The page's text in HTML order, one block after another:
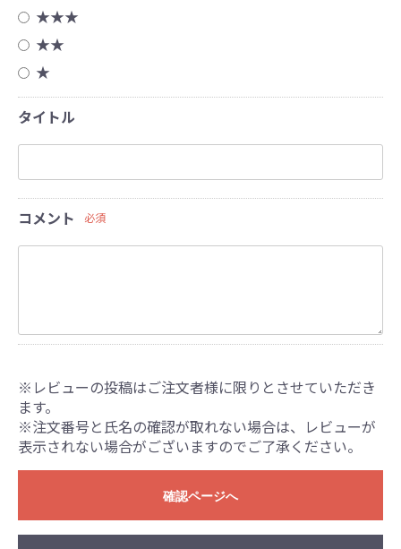
★★★
★★
★
タイトル
コメント 必須
※レビューの投稿はご注文者様に限りとさせていただき
ます。
※注文番号と氏名の確認が取れない場合は、レビューが
表示されない場合がございますのでご了承ください。
確認ページへ